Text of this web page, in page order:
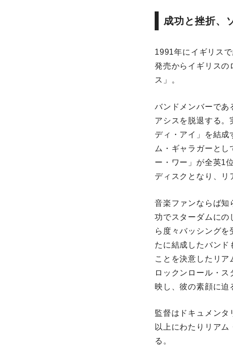
成功と挫折、
1991年にイギリス
発売からイギリスの
ス」。
バンドメンバーであ
アシスを脱退する。
ディ・アイ」を結
ム・ギャラガーと
ー・ワー」が全英1
ディスクとなり、リ
音楽ファンならば知
功でスターダムにの
ら度々バッシング
たに結成したバンド
ことを決意したリ
ロックンロール・
映し、彼の素顔に迫
監督はドキュメン
以上にわたりリア
る。